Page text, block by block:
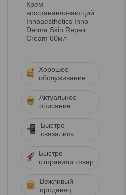
Крем
восстанавливающий
Innoaesthetics Inno-
Derma Skin Repair
Cream 60мл
Хорошее
обслуживание
Актуальное
описание
Быстро
связались
Быстро
отправили товар
Вежливый
продавец